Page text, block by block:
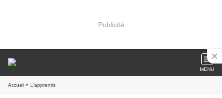
Publicité
MENU
Accueil » L'apprentis